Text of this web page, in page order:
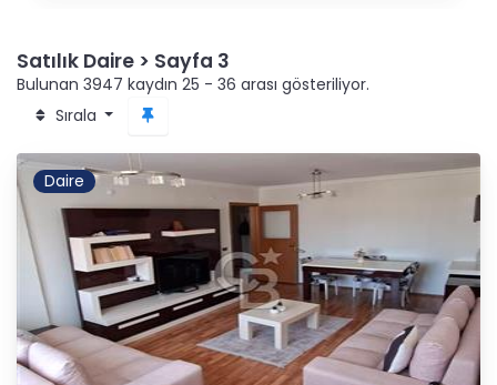
Satılık Daire > Sayfa 3
Bulunan 3947 kaydın 25 - 36 arası gösteriliyor.
Sırala
Daire